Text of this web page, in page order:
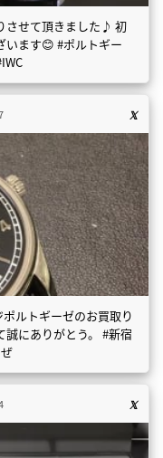
させて頂きました♪ 初
います😊 #ポルトギー
ルトギーゼのお買取り
にありがとう。 #新宿